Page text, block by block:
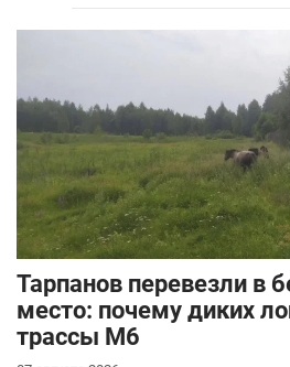
Тарпанов перевезли в
место: почему диких
трассы М6